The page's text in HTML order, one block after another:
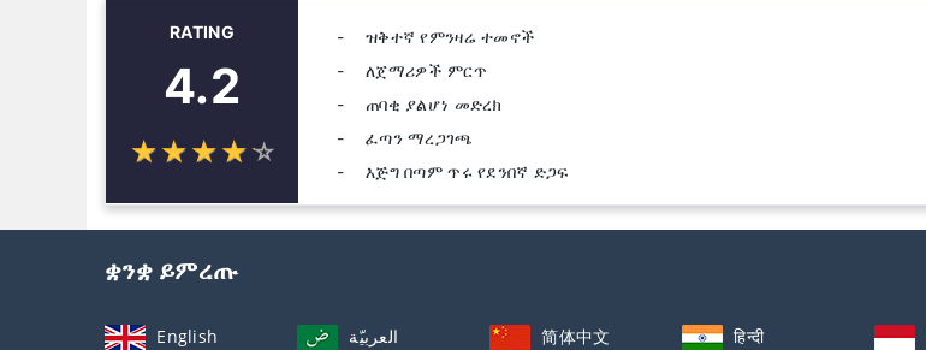
RATING
4.2
☆☆☆☆☆
★★★★★
ዝቅተኛ የምንዛሬ ተመኖች
ለጀማሪዎች ምርጥ
ጠባቂ ያልሆነ መድረክ
ፈጣን ማረጋገጫ
እጅግ በጣም ጥሩ የደንበኛ ድጋፍ
ቋንቋ ይምረጡ
English العربيّة 简体中文 हिन्दी